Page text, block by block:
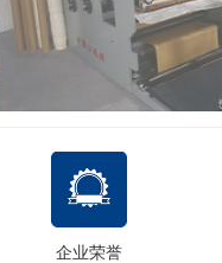
企业荣誉